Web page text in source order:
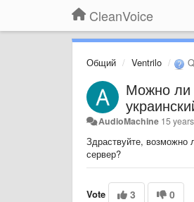
CleanVoice
Общий Ventrilo
Можно ли
AudioMachine 15
Здраствуйте, возможно
сервер?
Vote 3 0